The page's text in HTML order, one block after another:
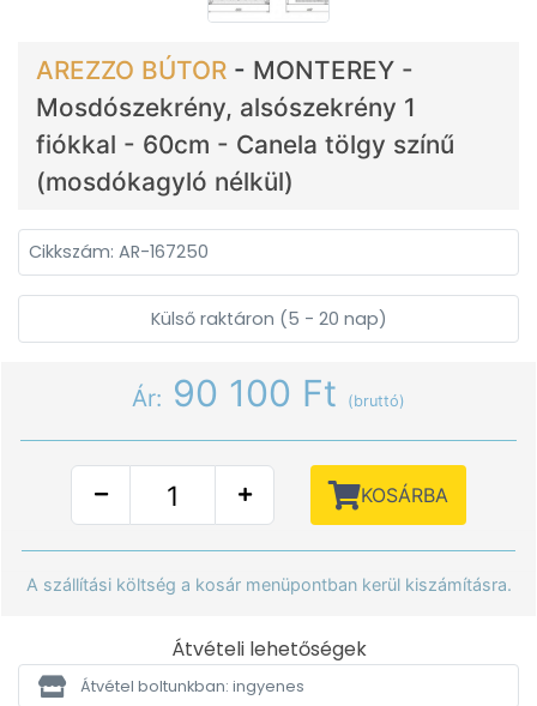
AREZZO BÚTOR - MONTEREY -
Mosdószekrény, alsószekrény 1
fiókkal - 60cm - Canela tölgy színű
(mosdókagyló nélkül)
Cikkszám: AR-167250
Külső raktáron (5 - 20 nap)
Ár: 90 100 Ft (bruttó)
KOSÁRBA
A szállítási költség a kosár menüpontban kerül kiszámításra.
Átvételi lehetőségek
Átvétel boltunkban: ingyenes